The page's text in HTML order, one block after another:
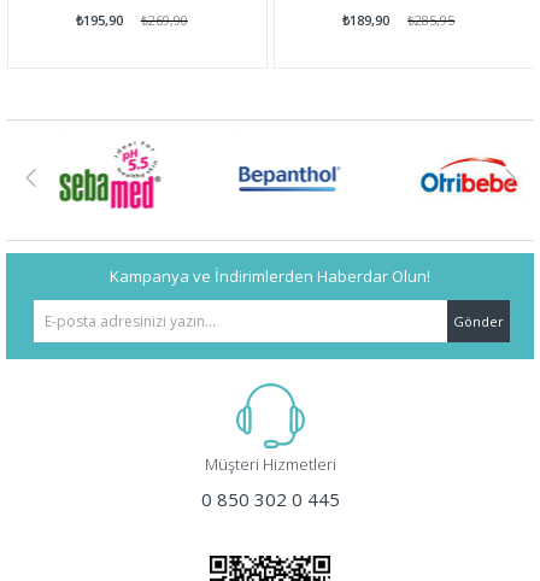
₺195,90 ₺269,90 ₺189,90 ₺285,95
Kampanya ve İndirimlerden Haberdar Olun!
Gönder
Müşteri Hizmetleri
0 850 302 0 445